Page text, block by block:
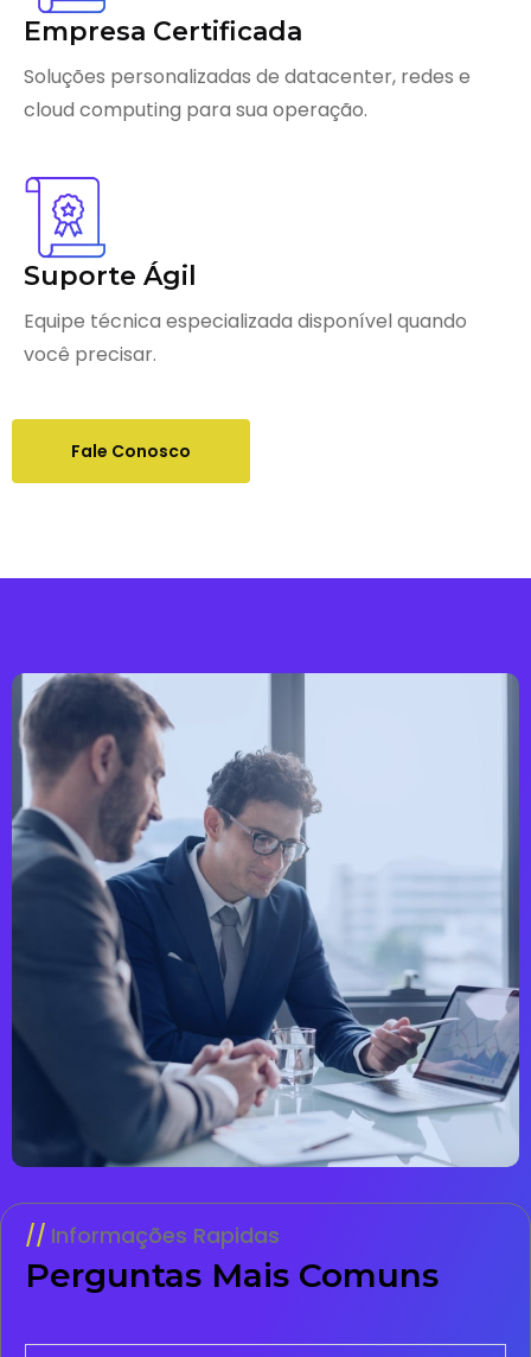
Empresa Certificada
Soluções personalizadas de datacenter, redes e
cloud computing para sua operação.
Suporte Ágil
Equipe técnica especializada disponível quando
você precisar.
Fale Conosco
Informações Rapidas
Perguntas Mais Comuns